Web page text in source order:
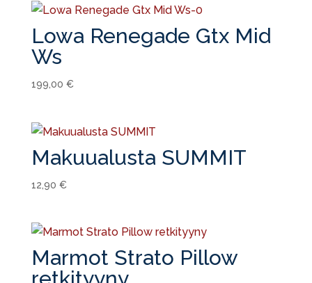
Lowa Renegade Gtx Mid
Ws
199,00 €
Makuualusta SUMMIT
12,90 €
Marmot Strato Pillow